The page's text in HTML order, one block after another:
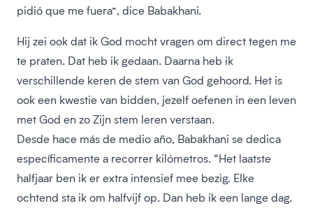
pidió que me fuera”, dice Babakhani.
Hij zei ook dat ik God mocht vragen om direct tegen me
te praten. Dat heb ik gedaan. Daarna heb ik
verschillende keren de stem van God gehoord. Het is
ook een kwestie van bidden, jezelf oefenen in een leven
met God en zo Zijn stem leren verstaan.
Desde hace más de medio año, Babakhani se dedica
específicamente a recorrer kilómetros. “Het laatste
halfjaar ben ik er extra intensief mee bezig. Elke
ochtend sta ik om halfvijf op. Dan heb ik een lange dag.